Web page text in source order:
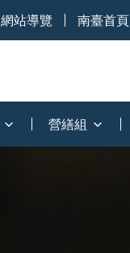
網站導覽 南臺首頁
營繕組